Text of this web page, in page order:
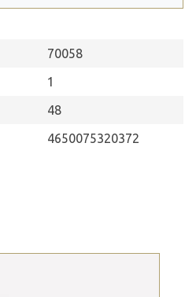
70058
1
48
4650075320372